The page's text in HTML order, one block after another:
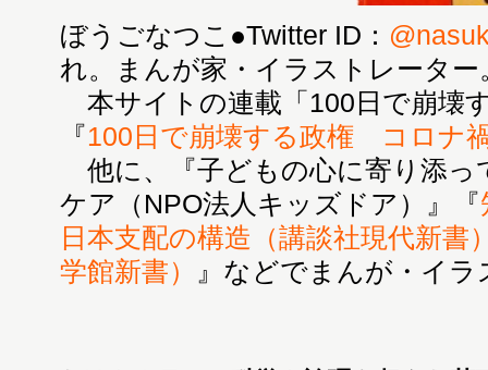
ぼうごなつこ●Twitter ID：
れ。まんが家・イラストレーター
本サイトの連載「100日で崩壊
『100日で崩壊する政権 コロナ
他に、『子どもの心に寄り添っ
ケア（NPO法人キッズドア）』『
日本支配の構造（講談社現代新書
学館新書）
』などでまんが・イラ